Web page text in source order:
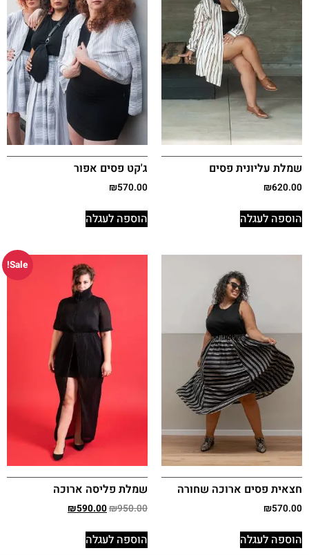
שמלת עליונית פסים
₪620.00
הוספה לעגלה
ג'קט פסים אפור
₪570.00
הוספה לעגלה
חצאית פסים ארוכה שחורה
₪570.00
הוספה לעגלה
Sale!
שמלת פליסה ארוכה
₪950.00
₪590.00
הוספה לעגלה